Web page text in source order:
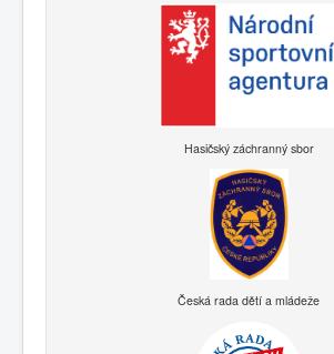
Hasičský záchranný sbor
Česká rada dětí a mládeže